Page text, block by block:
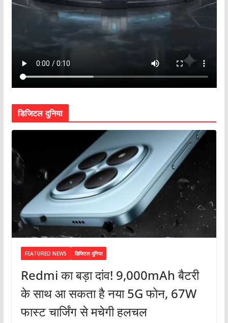
डिजिटल दुनिया
FEATURED NEWS डिजिटल दुनिया
Redmi का बड़ा दांव! 9,000mAh बैटरी
के साथ आ सकता है नया 5G फोन, 67W
फास्ट चार्जिंग से मचेगी हलचल